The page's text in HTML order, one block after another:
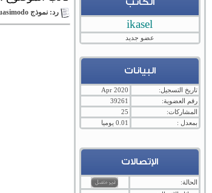
الكاتب
ikasel
عضو جديد
البيانات
تاريخ التسجيل:
Apr 2020
رقم العضوية:
39261
المشاركات:
25
بمعدل :
0.01 يوميا
الإتصالات
الحالة:
رد: نموذج Quasimodo